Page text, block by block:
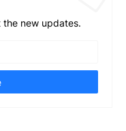
the new updates.